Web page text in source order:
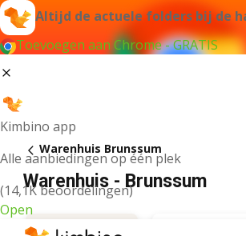
Altijd de actuele folders bij de
Toevoegen aan Chrome - GRATIS
Kimbino app
Alle aanbiedingen op één plek
(14,1K beoordelingen)
Open
Warenhuis Brunssum
Warenhuis - Brunssum